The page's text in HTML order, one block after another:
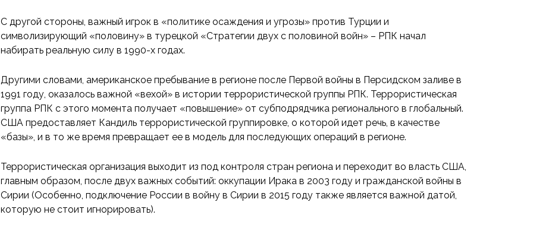
С другой стороны, важный игрок в «политике осаждения и угрозы» против Турции и
символизирующий «половину» в турецкой «Стратегии двух с половиной войн» – РПК начал
набирать реальную силу в 1990-х годах.
Другими словами, американское пребывание в регионе после Первой войны в Персидском заливе в
1991 году, оказалось важной «вехой» в истории террористической группы РПК. Террористическая
группа РПК с этого момента получает «повышение» от субподрядчика регионального в глобальный.
США предоставляет Кандиль террористической группировке, о которой идет речь, в качестве
«базы», и в то же время превращает ее в модель для последующих операций в регионе.
Террористическая организация выходит из под контроля стран региона и переходит во власть США,
главным образом, после двух важных событий: оккупации Ирака в 2003 году и гражданской войны в
Сирии (Особенно, подключение России в войну в Сирии в 2015 году также является важной датой,
которую не стоит игнорировать).